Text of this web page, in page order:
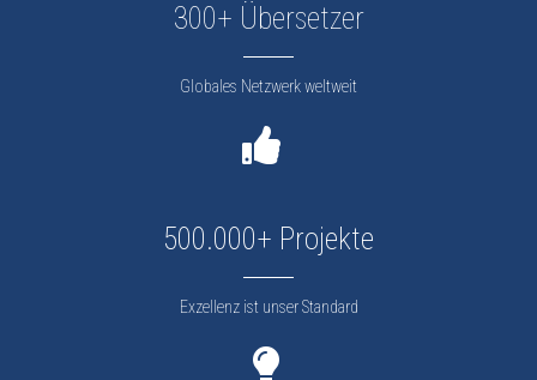
300+ Übersetzer
Globales Netzwerk weltweit
500.000+ Projekte
Exzellenz ist unser Standard